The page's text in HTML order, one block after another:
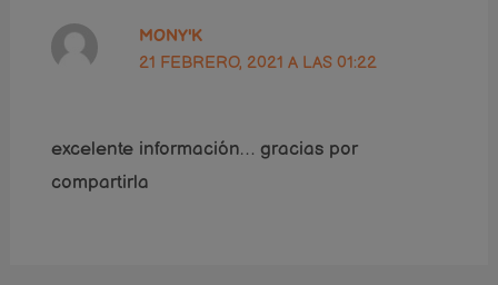
MONY'K
21 FEBRERO, 2021 A LAS 01:22
excelente información… gracias por
compartirla